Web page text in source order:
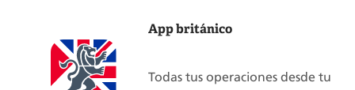
App británico
Todas tus operaciones desde tu